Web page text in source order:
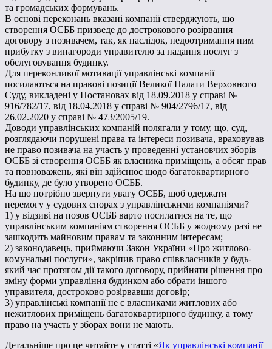
та громадських формувань.
В основі переконань вказані компанії стверджують, що
створення ОСББ призведе до дострокового розірвання
договору з позивачем, так, як наслідок, недоотримання ним
прибутку з винагороди управителю за надання послуг з
обслуговування будинку.
Для переконливої мотивації управлінські компанії
посилаються на правові позиції Великої Палати Верховного
Суду, викладені у Постановах від 18.09.2018 у справі №
916/782/17, від 18.04.2018 у справі № 904/2796/17, від
26.02.2020 у справі № 473/2005/19.
Доводи управлінських компаній полягали у тому, що, суд,
розглядаючи порушені права та інтереси позивача, враховував
не право позивача на участь у проведенні установчих зборів
ОСББ зі створення ОСББ як власника приміщень, а обсяг прав
та повноважень, які він здійснює щодо багатоквартирного
будинку, де було утворено ОСББ.
На що потрібно звернути увагу ОСББ, щоб одержати
перемогу у судових спорах з управлінськими компаніями?
1) у відзиві на позов ОСББ варто посилатися на те, що
управлінським компаніям створення ОСББ у жодному разі не
зашкодить майновим правам та законним інтересам;
2) законодавець, приймаючи Закон України «Про житлово-
комунальні послуги», закріпив право співвласників у будь-
який час протягом дії такого договору, прийняти рішення про
зміну форми управління будинком або обрати іншого
управителя, достроково розірвавши договір;
3) управлінські компанії не є власниками житлових або
нежитлових приміщень багатоквартирного будинку, а тому
право на участь у зборах вони не мають.
Детальніше про це читайте у статті «Як управлінські компанії